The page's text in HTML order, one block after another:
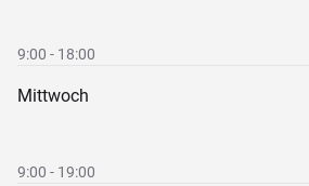
9:00 - 18:00
Mittwoch
9:00 - 19:00